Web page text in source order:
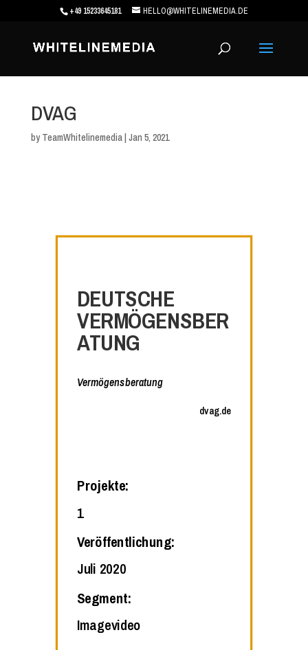
+49 15233645181 HELLO@WHITELINEMEDIA.DE
DVAG
byTeamWhitelinemedia| Jan 5, 2021
DEUTSCHE
VERMÖGENSBER
ATUNG
Vermögensberatung
dvag.de
Projekte:
1
Veröffentlichung:
Juli 2020
Segment:
Imagevideo